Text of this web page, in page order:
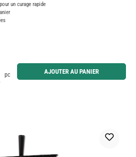
un curage rapide
souhaitée ou utilisez les boutons pour augmenter ou
pc AJOUTER AU PANIER